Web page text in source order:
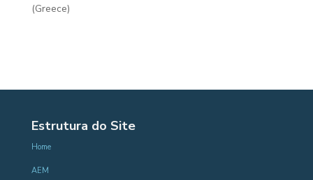
(Greece)
Estrutura do Site
Home
AEM